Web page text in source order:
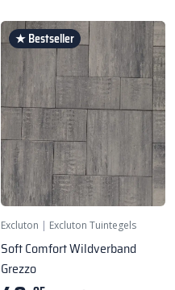
★ Bestseller
Excluton | Excluton Tuintegels
Soft Comfort Wildverband
Grezzo